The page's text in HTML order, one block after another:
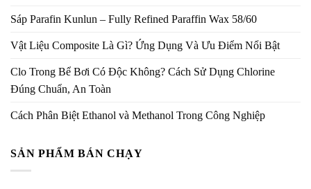
Sáp Parafin Kunlun – Fully Refined Paraffin Wax 58/60
Vật Liệu Composite Là Gì? Ứng Dụng Và Ưu Điểm Nổi Bật
Clo Trong Bể Bơi Có Độc Không? Cách Sử Dụng Chlorine
Đúng Chuẩn, An Toàn
Cách Phân Biệt Ethanol và Methanol Trong Công Nghiệp
SẢN PHẨM BÁN CHẠY